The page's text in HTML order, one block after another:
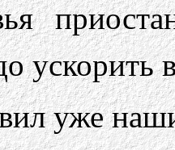
ускорить
уже